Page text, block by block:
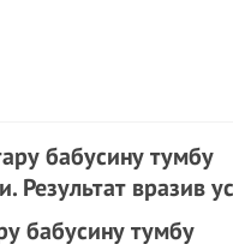
бабусину тумбу